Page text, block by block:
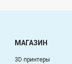
МАГАЗИН
3D принтеры